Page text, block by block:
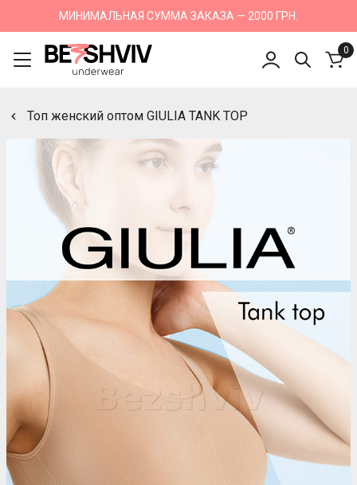
МИНИМАЛЬНАЯ СУММА ЗАКАЗА — 2000 ГРН.
0
Топ женский оптом GIULIA TANK TOP